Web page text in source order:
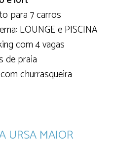
para 7 carros
LOUNGE e PISCINA
com 4 vagas
de praia
churrasqueira
URSA MAIOR